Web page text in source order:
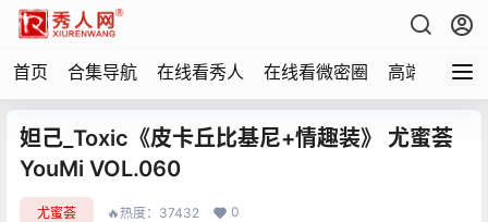
首页 合集导航 在线看秀人 在线看微密圈 高端写真
妲己_Toxic《皮卡丘比基尼+情趣装》 尤蜜荟
YouMi VOL.060
尤蜜荟 🔥热度：37432 0